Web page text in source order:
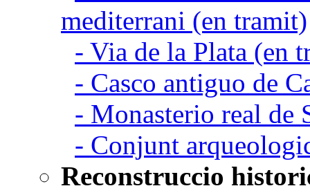
mediterrani (en tramit)
- Via de la Plata (en
- Casco antiguo de
- Monasterio real de
- Conjunt
Reconstruccio